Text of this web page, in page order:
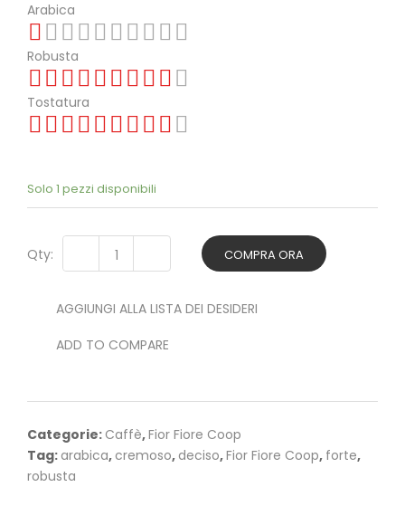
Arabica
Robusta
Tostatura
Solo 1 pezzi disponibili
Qty: COMPRA ORA
AGGIUNGI ALLA LISTA DEI DESIDERI
ADD TO COMPARE
Categorie: Caffè,Fior Fiore Coop
Tag: arabica, cremoso, deciso,Fior Fiore Coop, forte,
robusta